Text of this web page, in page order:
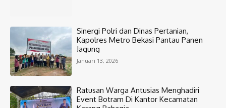
Sinergi Polri dan Dinas Pertanian,
Kapolres Metro Bekasi Pantau Panen
Jagung
Januari 13, 2026
Ratusan Warga Antusias Menghadiri
Event Botram Di Kantor Kecamatan